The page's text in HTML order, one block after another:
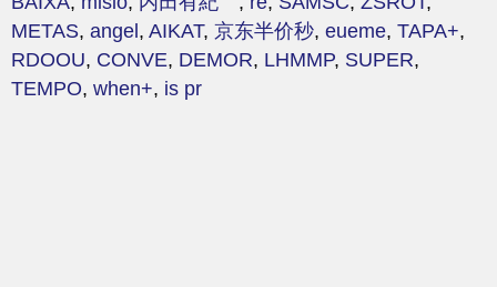
METAS, angel , AIKAT, 京东半价秒, eueme, TAPA+,
RDOOU, CONVE, DEMOR, LHMMP, SUPER,
TEMPO, when+, is pr